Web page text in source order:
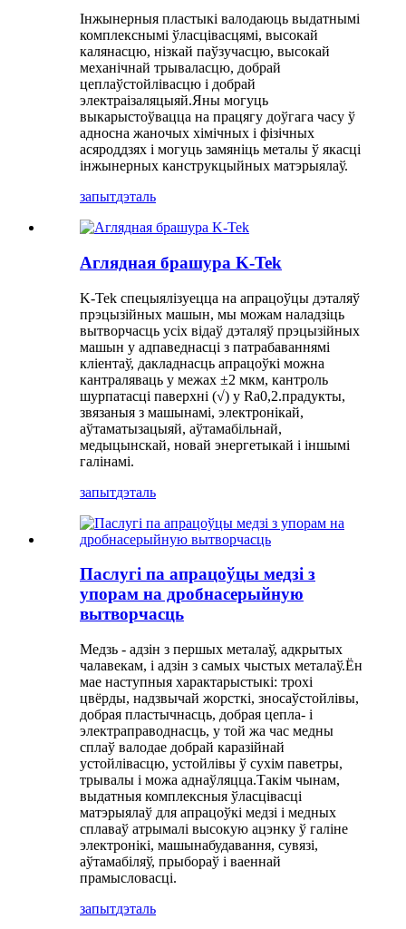
Інжынерныя пластыкі валодаюць выдатнымі
комплекснымі ўласцівасцямі, высокай
калянасцю, нізкай паўзучасцю, высокай
механічнай трываласцю, добрай
цеплаўстойлівасцю і добрай
электраізаляцыяй.Яны могуць
выкарыстоўвацца на працягу доўгага часу ў
адносна жаночых хімічных і фізічных
асяроддзях і могуць замяніць металы ў якасці
інжынерных канструкцыйных матэрыялаў.
запытдэталь
Аглядная брашура K-Tek
K-Tek спецыялізуецца на апрацоўцы дэталяў
прэцызійных машын, мы можам наладзіць
вытворчасць усіх відаў дэталяў прэцызійных
машын у адпаведнасці з патрабаваннямі
кліентаў, дакладнасць апрацоўкі можна
кантраляваць у межах ±2 мкм, кантроль
шурпатасці паверхні (√) у Ra0,2.прадукты,
звязаныя з машынамі, электронікай,
аўтаматызацыяй, аўтамабільнай,
медыцынскай, новай энергетыкай і іншымі
галінамі.
запытдэталь
Паслугі па апрацоўцы медзі з
упорам на дробнасерыйную
вытворчасць
Медзь - адзін з першых металаў, адкрытых
чалавекам, і адзін з самых чыстых металаў.Ён
мае наступныя характарыстыкі: трохі
цвёрды, надзвычай жорсткі, зносаўстойлівы,
добрая пластычнасць, добрая цепла- і
электраправоднасць, у той жа час медны
сплаў валодае добрай каразійнай
устойлівасцю, устойлівы ў сухім паветры,
трывалы і можа аднаўляцца.Такім чынам,
выдатныя комплексныя ўласцівасці
матэрыялаў для апрацоўкі медзі і медных
сплаваў атрымалі высокую ацэнку ў галіне
электронікі, машынабудавання, сувязі,
аўтамабіляў, прыбораў і ваеннай
прамысловасці.
запытдэталь